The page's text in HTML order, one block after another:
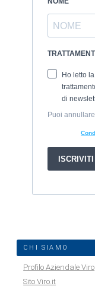
CHI SIAMO
Profilo Aziendale Viro
Sito Viro.it